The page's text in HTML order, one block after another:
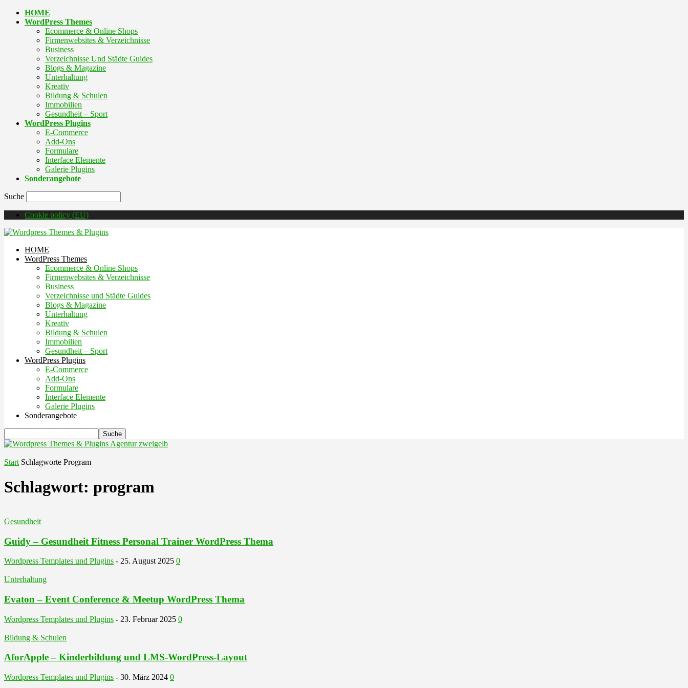
HOME
WordPress Themes
Ecommerce & Online Shops
Firmenwebsites & Verzeichnisse
Business
Verzeichnisse Und Städte Guides
Blogs & Magazine
Unterhaltung
Kreativ
Bildung & Schulen
Immobilien
Gesundheit – Sport
WordPress Plugins
E-Commerce
Add-Ons
Formulare
Interface Elemente
Galerie Plugins
Sonderangebote
Suche
Cookie policy (EU)
HOME
WordPress Themes
Ecommerce & Online Shops
Firmenwebsites & Verzeichnisse
Business
Verzeichnisse und Städte Guides
Blogs & Magazine
Unterhaltung
Kreativ
Bildung & Schulen
Immobilien
Gesundheit – Sport
WordPress Plugins
E-Commerce
Add-Ons
Formulare
Interface Elemente
Galerie Plugins
Sonderangebote
Agentur zweigelb
Start Schlagworte Program
Schlagwort: program
Gesundheit
Guidy – Gesundheit Fitness Personal Trainer WordPress Thema
Wordpress Templates und Plugins - 25. August 2025 0
Unterhaltung
Evaton – Event Conference & Meetup WordPress Thema
Wordpress Templates und Plugins - 23. Februar 2025 0
Bildung & Schulen
AforApple – Kinderbildung und LMS-WordPress-Layout
Wordpress Templates und Plugins - 30. März 2024 0